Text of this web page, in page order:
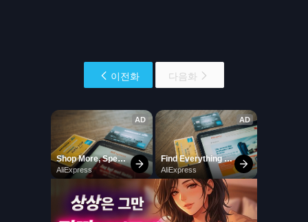
이전화 다음화